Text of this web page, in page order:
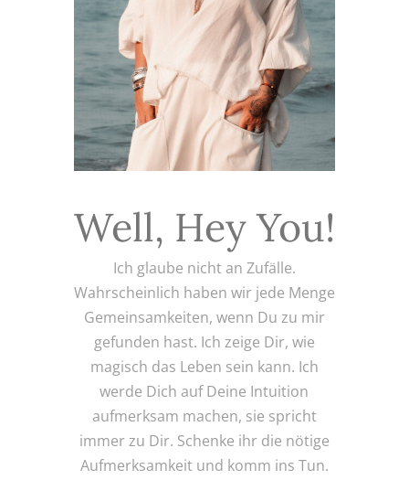
Well, Hey You!
Ich glaube nicht an Zufälle.
Wahrscheinlich haben wir jede Menge
Gemeinsamkeiten, wenn Du zu mir
gefunden hast. Ich zeige Dir, wie
magisch das Leben sein kann. Ich
werde Dich auf Deine Intuition
aufmerksam machen, sie spricht
immer zu Dir. Schenke ihr die nötige
Aufmerksamkeit und komm ins Tun.